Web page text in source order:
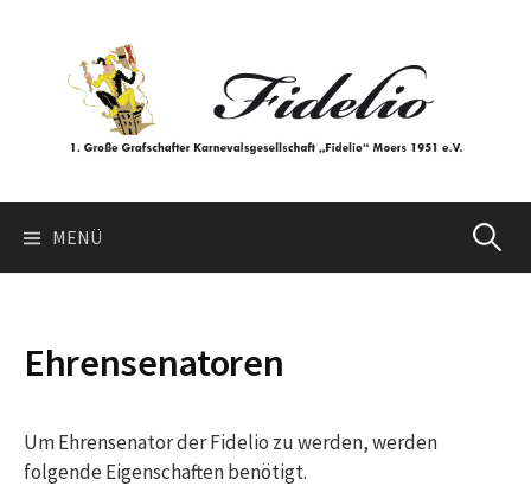
MENÜ Suchen
Ehrensenatoren
Um Ehrensenator der Fidelio zu werden, werden
folgende Eigenschaften benötigt.